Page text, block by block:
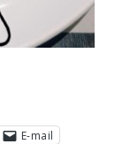
E-mail